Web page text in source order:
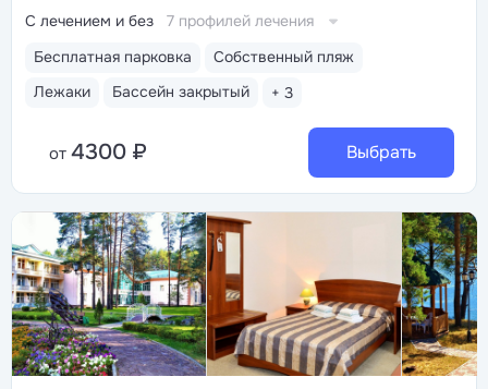
Бесплатная парковка
Собственный пляж
Лежаки
Бассейн закрытый + 3
С лечением и без 7 профилей лечения
от 4300 ₽ Выбрать